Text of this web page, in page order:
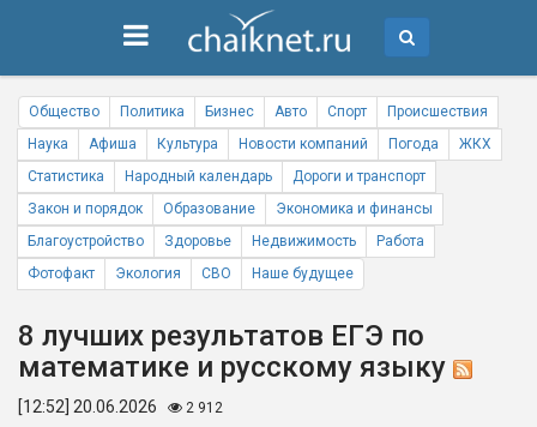
Общество Политика Бизнес Авто Спорт
Происшествия
Наука
Афиша Культура Новости компаний Погода
ЖКХ
Статистика
Народный календарь
Дороги и транспорт
Закон и порядок
Образование
Экономика и финансы
Благоустройство
Здоровье Недвижимость
Работа
Фотофакт
Экология СВО Наше будущее
8 лучших результатов ЕГЭ по
математике и русскому языку
[12:52] 20.06.2026 2 912